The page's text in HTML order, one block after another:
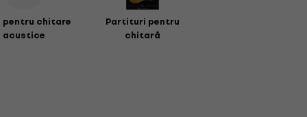
pentru chitare
acustice
Partituri pentru
chitară